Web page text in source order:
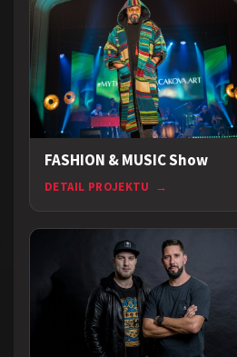
FASHION & MUSIC Show
DETAIL PROJEKTU →